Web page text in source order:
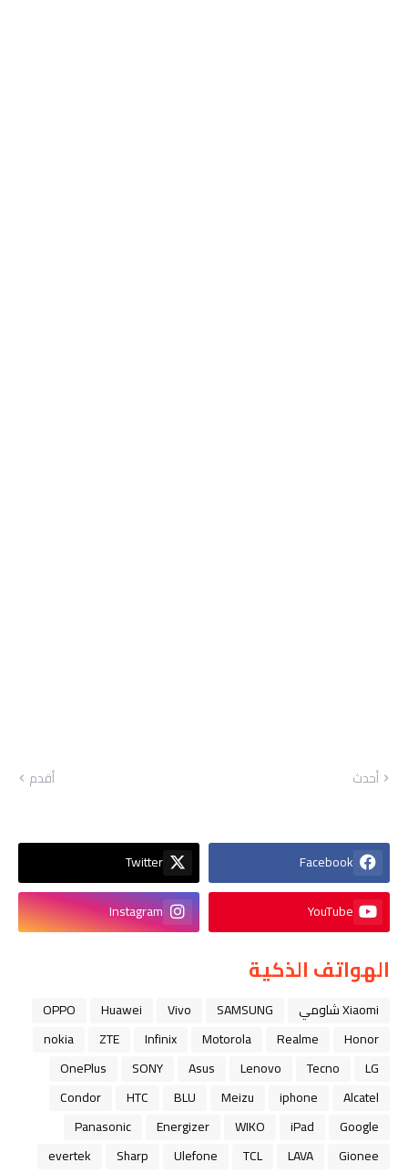
أحدث أقدم
Facebook
Twitter
YouTube
Instagram
الهواتف الذكية
Xiaomi شاومي SAMSUNG
Vivo
Huawei
OPPO
Honor
Realme
Motorola
Infinix
ZTE
nokia
LG
Tecno
Lenovo
Asus
SONY
OnePlus
Alcatel
iphone
Meizu
BLU
HTC
Condor
Google
iPad
WIKO
Energizer
Panasonic
Gionee
LAVA
TCL
Ulefone
Sharp
evertek